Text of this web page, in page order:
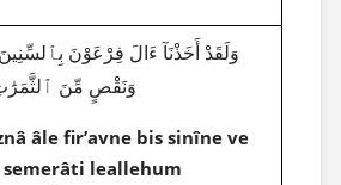
وَنَقْصٍ مِّنَ
âle fir’avne bis sinîne ve
semerâti leallehum